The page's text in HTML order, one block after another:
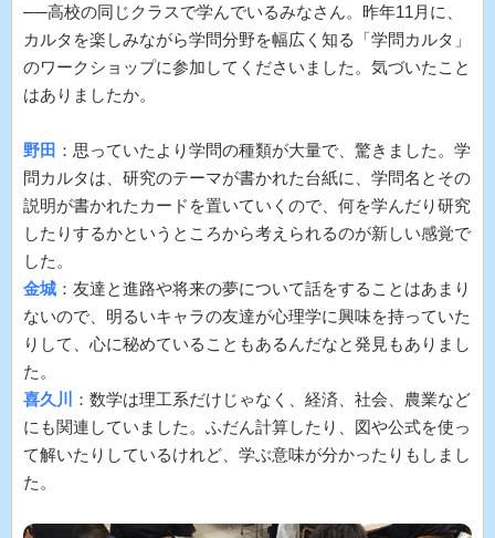
──高校の同じクラスで学んでいるみなさん。昨年11月に、
カルタを楽しみながら学問分野を幅広く知る「学問カルタ」
のワークショップに参加してくださいました。気づいたこと
はありましたか。
野田 ：思っていたより学問の種類が大量で、驚きました。学
問カルタは、研究のテーマが書かれた台紙に、学問名とその
説明が書かれたカードを置いていくので、何を学んだり研究
したりするかというところから考えられるのが新しい感覚で
した。
金城 ：友達と進路や将来の夢について話をすることはあまり
ないので、明るいキャラの友達が心理学に興味を持っていた
りして、心に秘めていることもあるんだなと発見もありまし
た。
喜久川
：数学は理工系だけじゃなく、経済、社会、農業など
にも関連していました。ふだん計算したり、図や公式を使っ
て解いたりしているけれど、学ぶ意味が分かったりもしまし
た。